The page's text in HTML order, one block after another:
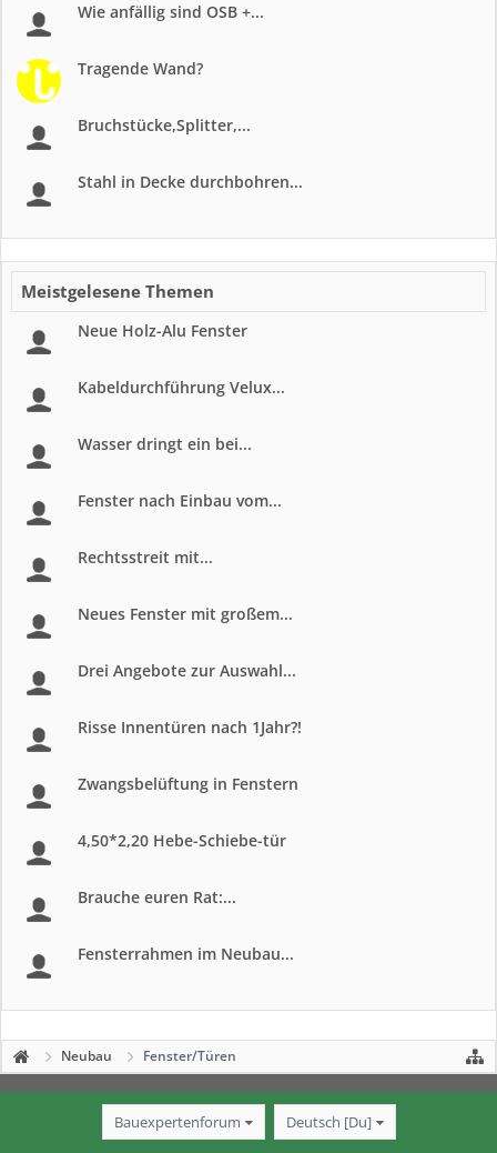
Wie anfällig sind OSB +...
Tragende Wand?
Bruchstücke,Splitter,...
Stahl in Decke durchbohren...
Meistgelesene Themen
Neue Holz-Alu Fenster
Kabeldurchführung Velux...
Wasser dringt ein bei...
Fenster nach Einbau vom...
Rechtsstreit mit...
Neues Fenster mit großem...
Drei Angebote zur Auswahl...
Risse Innentüren nach 1Jahr?!
Zwangsbelüftung in Fenstern
4,50*2,20 Hebe-Schiebe-tür
Brauche euren Rat:...
Fensterrahmen im Neubau...
Neubau Fenster/Türen
Bauexpertenforum Deutsch [Du]